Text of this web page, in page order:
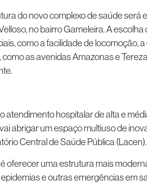
do novo complexo de saúde será
no bairro Gameleira. A
como a facilidade de locomoção,
como as avenidas Amazonas e
atendimento hospitalar de alta e
abrigar um espaço multiuso de
Central de Saúde Pública (Lacen).
oferecer uma estrutura mais
e outras emergências em